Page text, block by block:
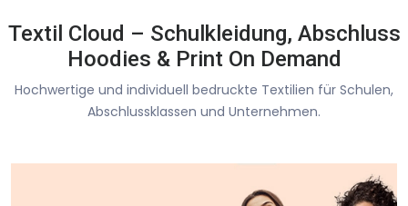
Textil Cloud – Schulkleidung, Abschluss
Hoodies & Print On Demand
Hochwertige und individuell bedruckte Textilien für Schulen,
Abschlussklassen und Unternehmen.